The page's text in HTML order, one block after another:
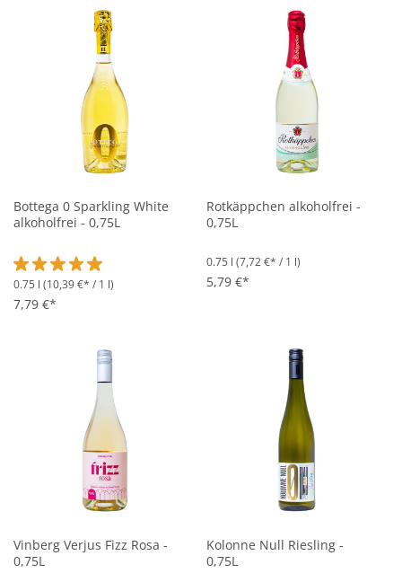
Bottega 0 Sparkling White
alkoholfrei - 0,75L
Durchschnittliche Bewertung von 5 von 5 Sternen
0.75 l (10,39 €* / 1 l)
7,79 €*
Rotkäppchen alkoholfrei -
0,75L
0.75 l (7,72 €* / 1 l)
5,79 €*
Vinberg Verjus Fizz Rosa -
0,75L
Kolonne Null Riesling -
0,75L